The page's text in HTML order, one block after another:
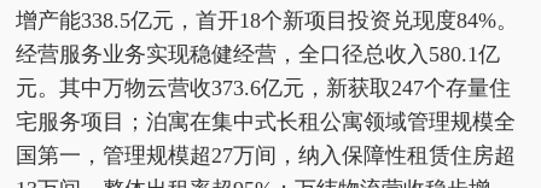
增产能338.5亿元，首开18个新项目投资兑现度84%。
经营服务业务实现稳健经营，全口径总收入580.1亿
元。其中万物云营收373.6亿元，新获取247个存量住
宅服务项目；泊寓在集中式长租公寓领域管理规模全
国第一，管理规模超27万间，纳入保障性租赁住房超